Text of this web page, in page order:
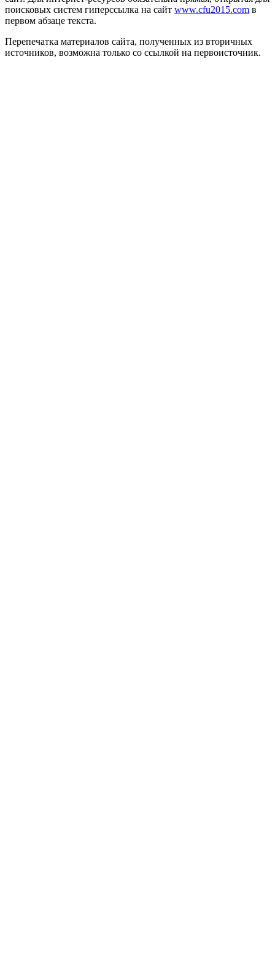
поисковых систем гиперссылка на сайт www.cfu2015.com в
первом абзаце текста.
Перепечатка материалов сайта, полученных из вторичных
источников, возможна только со ссылкой на первоисточник.